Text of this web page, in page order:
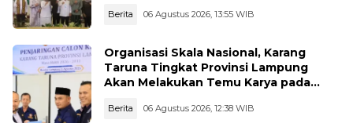
Berita 06 Agustus 2026, 13:55 WIB
Organisasi Skala Nasional, Karang
Taruna Tingkat Provinsi Lampung
Akan Melakukan Temu Karya pada
Berita 06 Agustus 2026, 12:38 WIB